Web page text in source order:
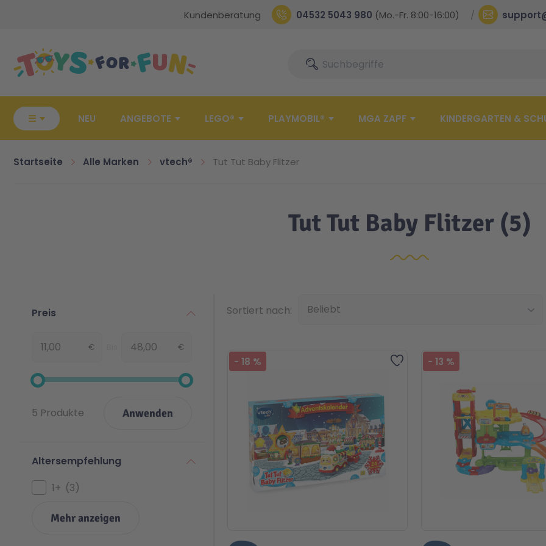
Kundenberatung 04532 5043 980 (Mo.-Fr. 8:00-16:00)
SucheSuche
☰ NEU ANGEBOTE LEGO® PLAYMOBIL® MGA ZAPF KINDERGARTEN &
Startseite Alle Marken vtech® Tut Tut Baby Flitzer
Tut Tut Baby Flitzer (5)
Preis
Von € €
5 Produkte Anwenden
Altersempfehlung
1+
3
Mehr anzeigen
Sortiert nach: Top
Zur Wunschliste hinzufügen
- 18 %
Beliebt -13 %